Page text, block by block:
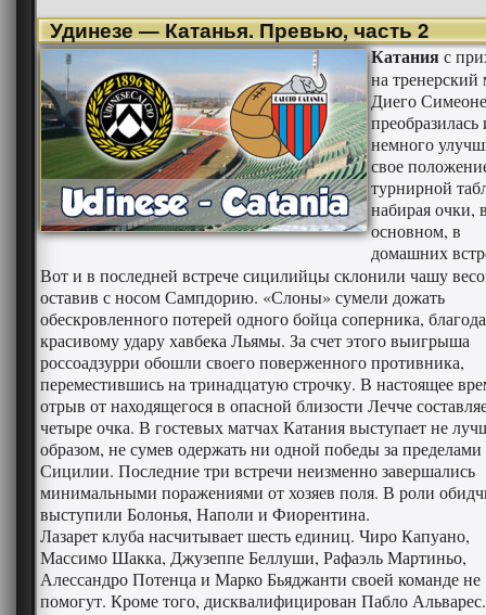
Удинезе — Катанья. Превью, часть 2
Катанияс
на тренерский
Диего Симеоне
преобразилась
немного
свое
турнирной
набирая очки,
основном, в
домашних
Вот и в последней встрече сицилийцы склонили чашу
оставив с носом Сампдорию. «Слоны» сумели дожать
обескровленного потерей одного бойца соперника,
красивому удару хавбека Льямы. За счет этого выигрыша
россоадзурри обошли своего поверженного противника,
переместившись на тринадцатую строчку. В настоящее
отрыв от находящегося в опасной близости Лечче
четыре очка. В гостевых матчах Катания выступает не
образом, не сумев одержать ни одной победы за пределами
Сицилии. Последние три встречи неизменно завершались
минимальными поражениями от хозяев поля. В роли
выступили Болонья, Наполи и Фиорентина.
Лазарет клуба насчитывает шесть единиц. Чиро Капуано,
Массимо Шакка, Джузеппе Беллуши, Рафаэль Мартиньо,
Алессандро Потенца и Марко Бьяджанти своей команде не
помогут. Кроме того, дисквалифицирован Пабло Альварес.